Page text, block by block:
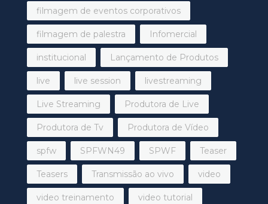
filmagem de eventos corporativos
filmagem de palestra Infomercial
institucional Lançamento de Produtos
live live session livestreaming
Live Streaming Produtora de Live
Produtora de Tv Produtora de Vídeo
spfw SPFWN49 SPWF Teaser
Teasers Transmissão ao vivo video
video treinamento video tutorial